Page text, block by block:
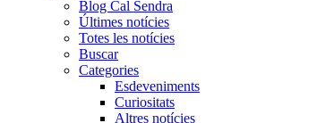
Blog Cal Sendra
Últimes notícies
Totes les notícies
Buscar
Categories
Esdeveniments
Curiositats
Altres notícies